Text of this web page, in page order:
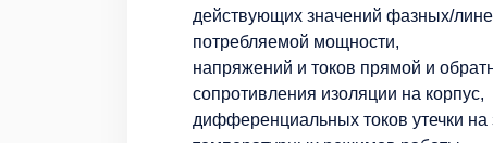
действующих значений фазных/
потребляемой мощности,
напряжений и токов прямой и
сопротивления изоляции на корпус,
дифференциальных токов утечки